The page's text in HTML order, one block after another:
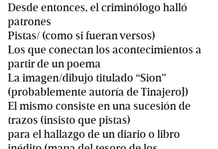
Desde entonces, el criminólogo halló
patrones
Pistas/ (como si fueran versos)
Los que conectan los acontecimientos a
partir de un poema
La imagen/dibujo titulado “Sion”
(probablemente autoría de Tinajero})
El mismo consiste en una sucesión de
trazos (insisto que pistas)
para el hallazgo de un diario o libro